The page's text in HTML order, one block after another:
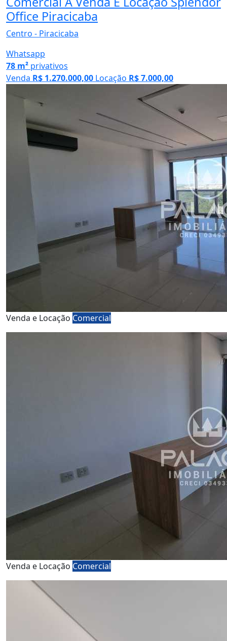
Office Piracicaba
Centro - Piracicaba
Whatsapp
78 m² privativos
Venda R$ 1.270.000,00 Locação R$ 7.000,00
Venda e Locação Comercial
Venda e Locação Comercial